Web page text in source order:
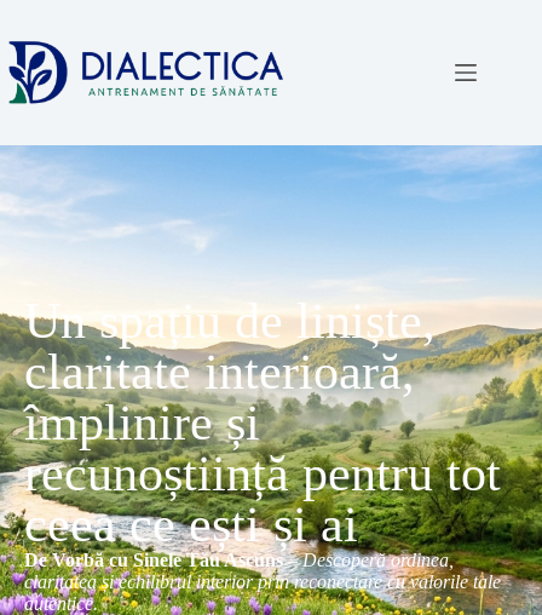
Un spațiu de liniște,
claritate interioară,
împlinire și
recunoștiință pentru tot
ceea ce ești și ai
De Vorbă cu Sinele Tău Ascuns–Descoperă ordinea,
claritatea și echilibrul interior prin reconectare cu valorile tale
autentice.